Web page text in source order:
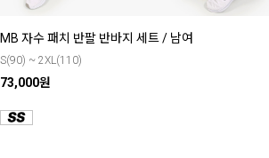
MB 자수 패치 반팔 반바지 세트 / 남여
S(90) ~ 2XL(110)
73,000원